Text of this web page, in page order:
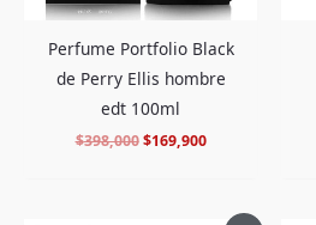
Perfume Portfolio Black
de Perry Ellis hombre
edt 100ml
$398,000 $169,900